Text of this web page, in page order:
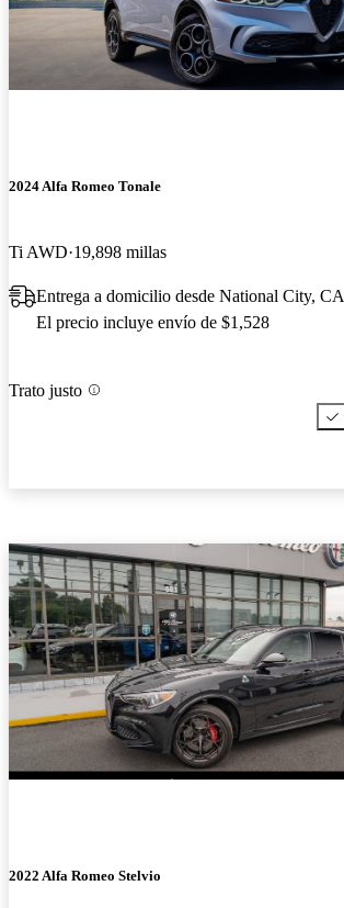
2024 Alfa Romeo Tonale
Ti AWD 19,898 millas
Entrega a domicilio desde National City, CA
El precio incluye envío de $1,528
Trato justo
2022 Alfa Romeo Stelvio